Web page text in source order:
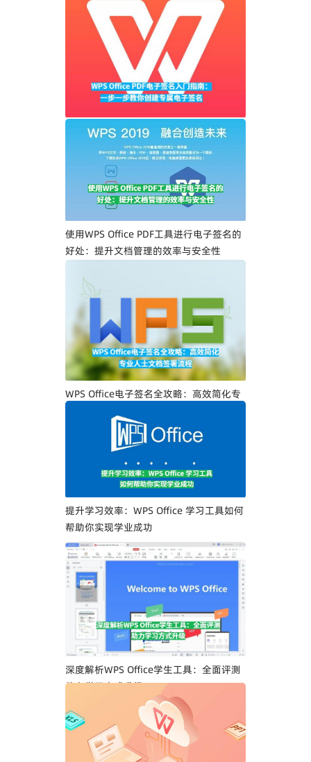
WPS Office PDF电子签名入门指南：一步
一步教你创建专属电子签名
使用WPS Office PDF工具进行电子签名的
好处：提升文档管理的效率与安全性
WPS Office电子签名全攻略：高效简化专
提升学习效率：WPS Office 学习工具如何
帮助你实现学业成功
深度解析WPS Office学生工具：全面评测
助力学习方式升级